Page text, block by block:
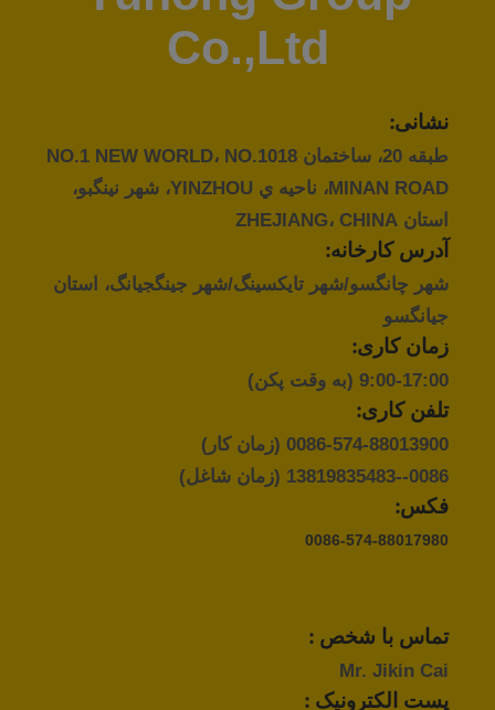
تماس
بگیرید
درخواست
نقل قول
COMPANY
NEWS
نقشه
PRIVACY
POLICY
Co.,Ltd
نشانی:
طبقه 20، ساختمان NO.1 NEW WORLD، NO.1018
MINAN ROAD، ناحيه ي YINZHOU، شهر نينگبو،
استان ZHEJIANG، CHINA
آدرس کارخانه:
شهر چانگسو/شهر تایکسینگ/شهر جینگجیانگ، استان
جیانگسو
زمان کاری:
9:00-17:00 (به وقت پکن)
تلفن کاری:
0086-574-88013900 (زمان کار)
0086--13819835483
(زمان شاغل)
فکس:
0086-574-88017980
تماس با شخص :
Mr. Jikin Cai
پست الکترونیک :